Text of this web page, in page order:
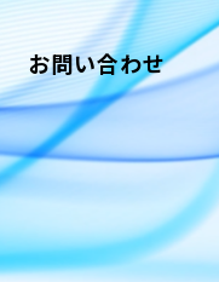
お問い合わせ